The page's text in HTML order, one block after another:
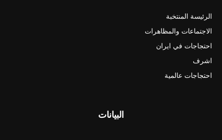
الرئيسة المنتخبة
الاجتماعات والمظاهرات
احتجاجات في ايران
اشرف
احتجاجات عالمية
البيانات